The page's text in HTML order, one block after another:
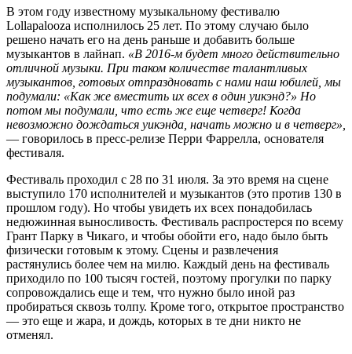
В этом году известному музыкальному фестивалю
Lollapalooza исполнилось 25 лет. По этому случаю было
решено начать его на день раньше и добавить больше
музыкантов в лайнап. «В 2016-м будет много действительно
отличной музыки. При таком количестве талантливых
музыкантов, готовых отпраздновать с нами наш юбилей, мы
подумали: «Как же вместить их всех в один уикэнд?» Но
потом мы подумали, что есть же еще четверг! Когда
невозможно дождаться уикэнда, начать можно и в четверг»,
— говорилось в пресс-релизе Перри Фаррелла, основателя
фестиваля.
Фестиваль проходил с 28 по 31 июля. За это время на сцене
выступило 170 исполнителей и музыкантов (это против 130 в
прошлом году). Но чтобы увидеть их всех понадобилась
недюжинная выносливость. Фестиваль распростерся по всему
Грант Парку в Чикаго, и чтобы обойти его, надо было быть
физически готовым к этому. Сцены и развлечения
растянулись более чем на милю. Каждый день на фестиваль
приходило по 100 тысяч гостей, поэтому прогулки по парку
сопровождались еще и тем, что нужно было иной раз
пробираться сквозь толпу. Кроме того, открытое пространство
— это еще и жара, и дождь, которых в те дни никто не
отменял.